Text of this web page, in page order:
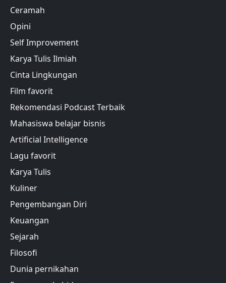
Ceramah
Opini
Self Improvement
Karya Tulis Ilmiah
Cinta Lingkungan
Film favorit
Rekomendasi Podcast Terbaik
Mahasiswa belajar bisnis
Artificial Intelligence
Lagu favorit
Karya Tulis
Kuliner
Pengembangan Diri
Keuangan
Sejarah
Filosofi
Dunia pernikahan